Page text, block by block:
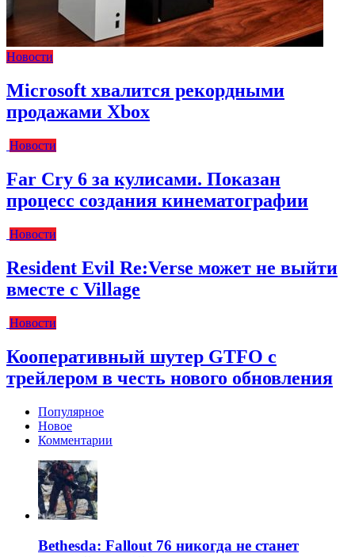
Новости
Microsoft хвалится рекордными
продажами Xbox
Новости
Far Cry 6 за кулисами. Показан
процесс создания кинематографии
Новости
Resident Evil Re:Verse может не выйти
вместе с Village
Новости
Кооперативный шутер GTFO с
трейлером в честь нового обновления
Популярное
Новое
Комментарии
Bethesda: Fallout 76 никогда не станет